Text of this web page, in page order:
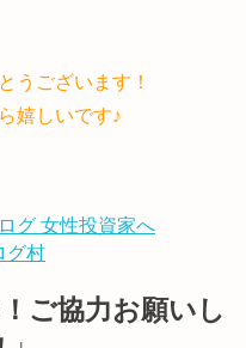
うございます！
嬉しいです♪
グ村
ご協力お願いし